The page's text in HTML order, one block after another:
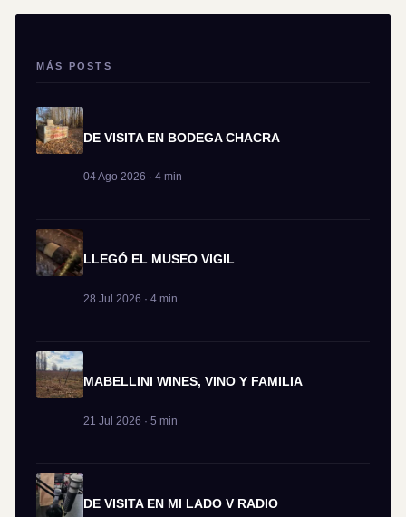
MÁS POSTS
DE VISITA EN BODEGA CHACRA
04 Ago 2026 · 4 min
LLEGÓ EL MUSEO VIGIL
28 Jul 2026 · 4 min
MABELLINI WINES, VINO Y FAMILIA
21 Jul 2026 · 5 min
DE VISITA EN MI LADO V RADIO